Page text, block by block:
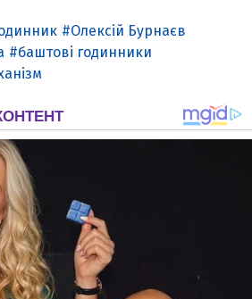
Олексій Бурнаєв
баштові годинники